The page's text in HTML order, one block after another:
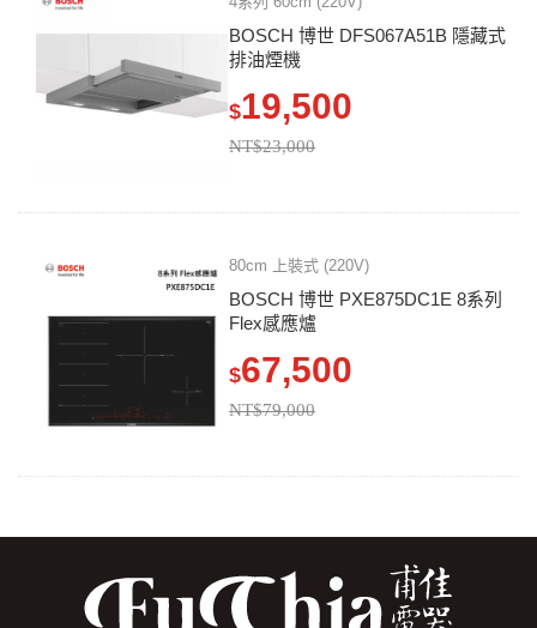
BOSCH 博世 DFS067A51B 隱藏式
排油煙機
$19,500
NT$23,000
80cm 上裝式 (220V)
BOSCH 博世 PXE875DC1E 8系列
Flex感應爐
$67,500
NT$79,000